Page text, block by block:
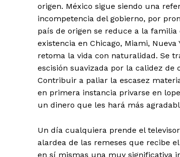
origen. México sigue siendo una
incompetencia del gobierno, por
país de origen se reduce a la
existencia en Chicago, Miami,
retoma la vida con naturalidad. Se
escisión suavizada por la calidez de
Contribuir a paliar la escasez
en primera instancia privarse en
un dinero que les hará más
Un día cualquiera prende el
alardea de las remeses que recibe
en sí mismas una muy significativa